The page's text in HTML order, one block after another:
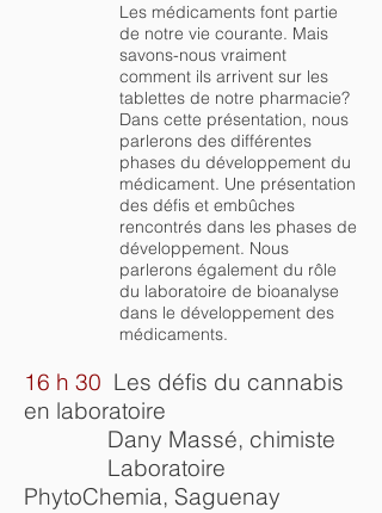
Les médicaments font partie
de notre vie courante. Mais
savons-nous vraiment
comment ils arrivent sur les
tablettes de notre pharmacie?
Dans cette présentation, nous
parlerons des différentes
phases du développement du
médicament. Une présentation
des défis et embûches
rencontrés dans les phases de
développement. Nous
parlerons également du rôle
du laboratoire de bioanalyse
dans le développement des
médicaments.
16 h 30 Les défis du cannabis
en laboratoire
Dany Massé, chimiste
Laboratoire
PhytoChemia, Saguenay